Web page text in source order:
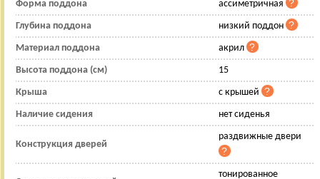
Форма поддона ассиметричная
Глубина поддона низкий поддон
Материал поддона акрил
Высота поддона (см) 15
Крыша с крышей
Наличие сидения нет сиденья
Конструкция дверей
раздвижные двери
тонированное